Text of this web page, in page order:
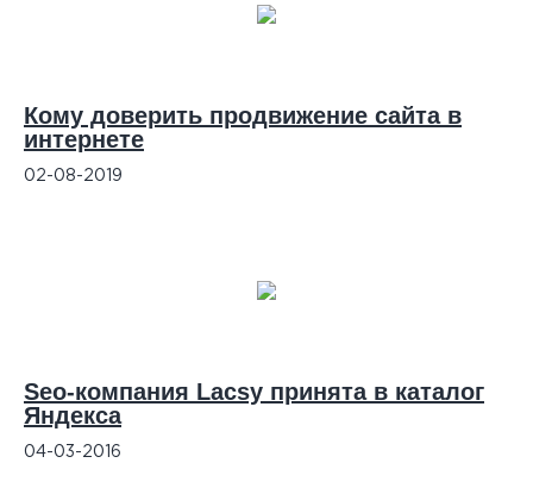
Кому доверить продвижение сайта в
интернете
02-08-2019
Seo-компания Lacsy принята в каталог
Яндекса
04-03-2016